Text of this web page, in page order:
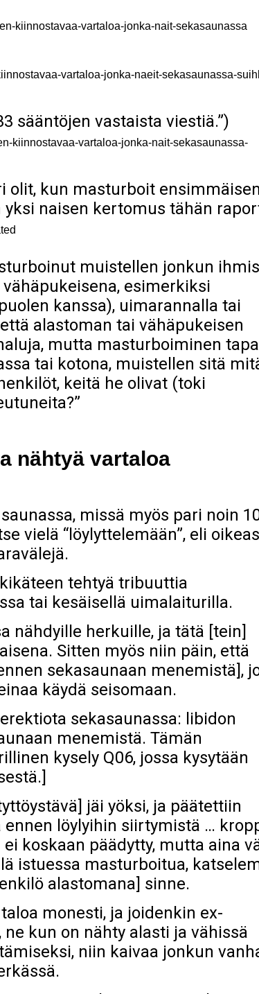
kiinnostavaa-vartaloa-jonka-nait-sekasaunassa
vartaloa-jonka-naeit-sekasaunassa-
sääntöjen vastaista viestiä.”)
kiinnostavaa-vartaloa-jonka-nait-sekasaunassa-
olit, kun masturboit ensimmäisen
yksi naisen kertomus tähän
muistellen jonkun
esimerkiksi
kanssa), uimarannalla tai
alastoman tai vähäpukeisen
mutta masturboiminen
tai kotona, muistellen sitä
keitä he olivat (toki
nähtyä vartaloa
missä myös pari noin
vielä “löylyttelemään”, eli
tehtyä tribuuttia
tai kesäisellä uimalaiturilla.
nähdyille herkuille, ja tätä [tein]
Sitten myös niin päin, että
sekasaunaan menemistä],
käydä seisomaan.
sekasaunassa: libidon
menemistä. Tämän
kysely Q06, jossa kysytään
jäi yöksi, ja päätettiin
löylyihin siirtymistä …
koskaan päädytty, mutta aina
istuessa masturboitua,
alastomana] sinne.
monesti, ja joidenkin ex-
kun on nähty alasti ja vähissä
niin kaivaa jonkun